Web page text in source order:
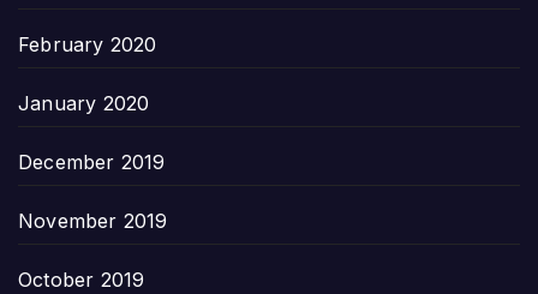
February 2020
January 2020
December 2019
November 2019
October 2019